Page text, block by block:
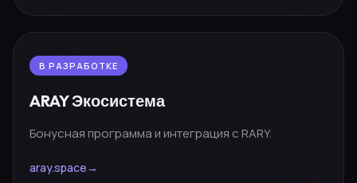
В РАЗРАБОТКЕ
ARAY Экосистема
Бонусная программа и интеграция с RARY.
aray.space→